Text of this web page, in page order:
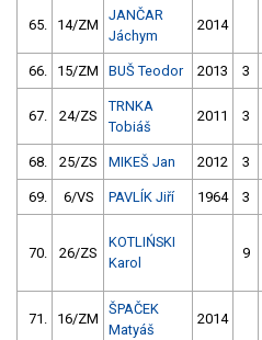
65. 14/ZM
JANČAR
Jáchym
2014
66. 15/ZM BUŠ Teodor 2013 3
67. 24/ZS
TRNKA
Tobiáš
2011 3
68. 25/ZS MIKEŠ Jan 2012 3
69. 6/VS PAVLÍK Jiří 1964 3
70. 26/ZS
KOTLIŃSKI
Karol
9
71. 16/ZM
ŠPAČEK
Matyáš
2014